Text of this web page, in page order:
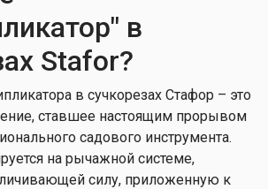
в
Stafor?
в сучкорезах Стафор – это
ставшее настоящим прорывом
садового инструмента.
на рычажной системе,
силу, приложенную к